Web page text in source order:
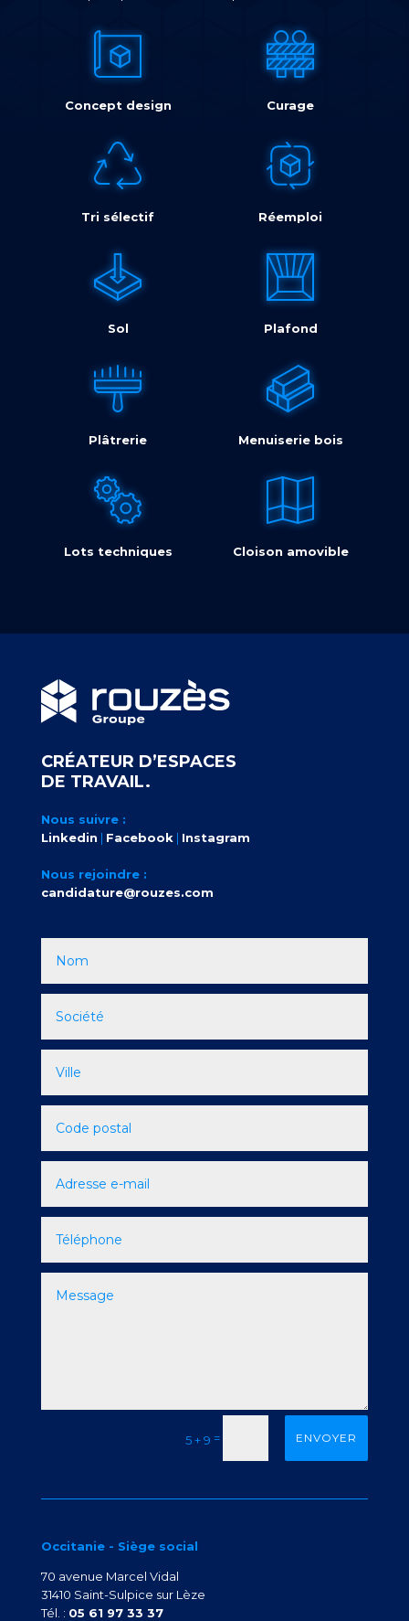
Concept design Curage
Tri sélectif Réemploi
Sol Plafond
Plâtrerie Menuiserie bois
Lots techniques Cloison amovible
CRÉATEUR D’ESPACES
DE TRAVAIL.
Nous suivre :
Linkedin | Facebook | Instagram
Nous rejoindre :
candidature@rouzes.com
5 + 9 = ENVOYER
Occitanie - Siège social
70 avenue Marcel Vidal
31410 Saint-Sulpice sur Lèze
Tél. : 05 61 97 33 37